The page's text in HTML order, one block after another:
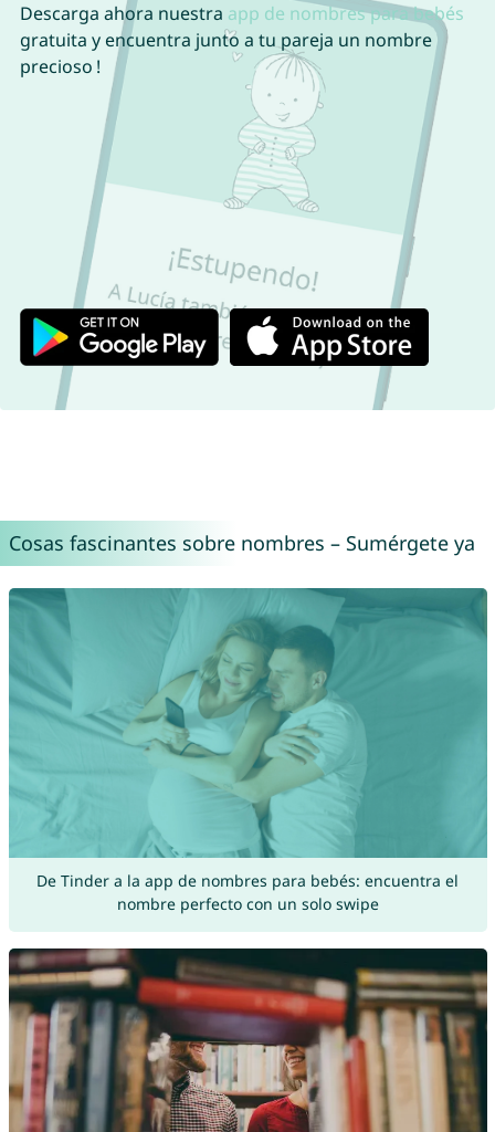
Descarga ahora nuestra app de nombres para bebés
gratuita y encuentra junto a tu pareja un nombre
precioso !
Cosas fascinantes sobre nombres – Sumérgete ya
De Tinder a la app de nombres para bebés: encuentra el
nombre perfecto con un solo swipe